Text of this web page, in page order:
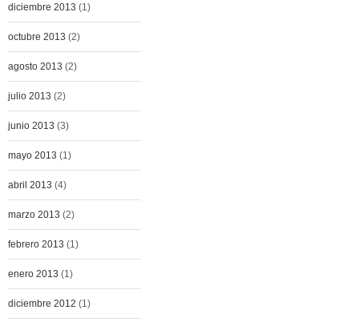
diciembre 2013 (1)
octubre 2013 (2)
agosto 2013 (2)
julio 2013 (2)
junio 2013 (3)
mayo 2013 (1)
abril 2013 (4)
marzo 2013 (2)
febrero 2013 (1)
enero 2013 (1)
diciembre 2012 (1)